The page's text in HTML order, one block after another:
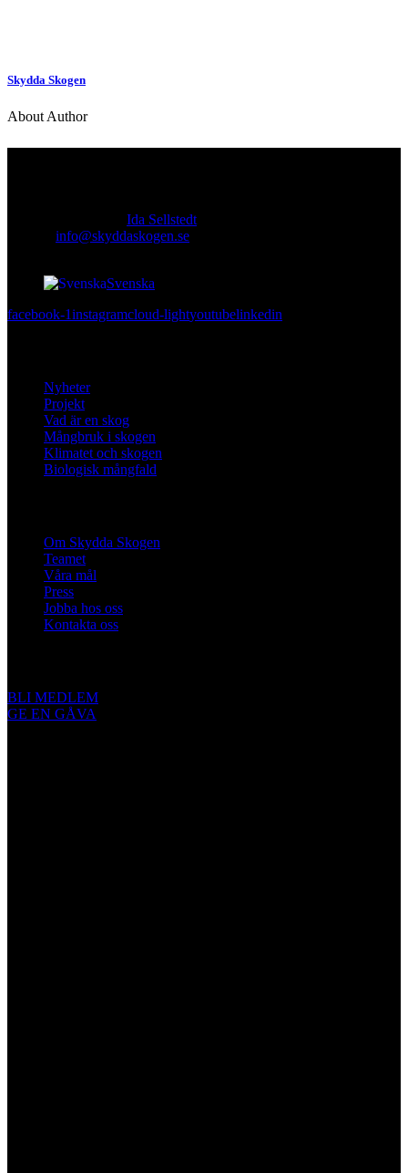
Skydda Skogen
About Author
Ida Sellstedt
info@skyddaskogen.se
Svenska
facebook-1instagramcloud-lightyoutubelinkedin
Nyheter
Projekt
Vad är en skog
Mångbruk i skogen
Klimatet och skogen
Biologisk mångfald
Om Skydda Skogen
Teamet
Våra mål
Press
Jobba hos oss
Kontakta oss
BLI MEDLEM
GE EN GÅVA